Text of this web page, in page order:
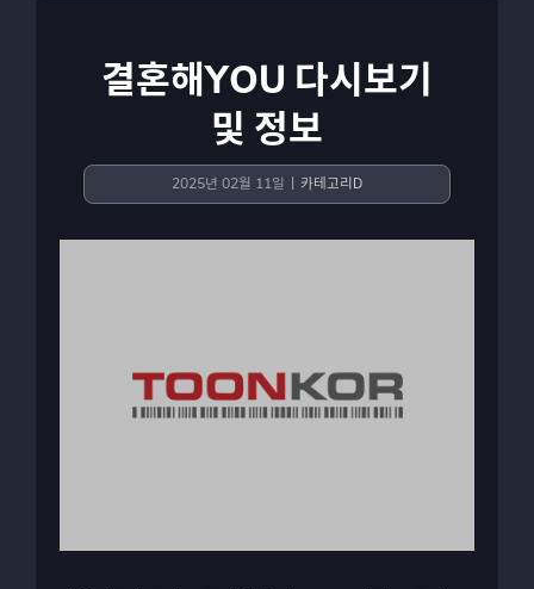
결혼해YOU 다시보기
및 정보
2025년 02월 11일 카테고리D